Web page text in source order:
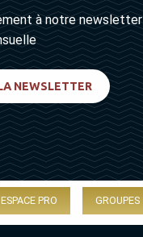
à notre newsletter
NEWSLETTER
ESPACE PRO GROUPES